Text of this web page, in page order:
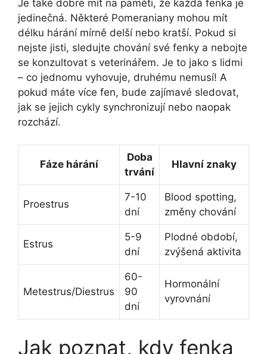
Je také dobré mít na paměti, že každá fenka je
jedinečná. Některé Pomeraniany mohou mít
délku hárání mírně delší nebo kratší. Pokud si
nejste jisti, sledujte chování své fenky a nebojte
se konzultovat s veterinářem. Je to jako s lidmi
– co jednomu vyhovuje, druhému nemusí! A
pokud máte více fen, bude zajímavé sledovat,
jak se jejich cykly synchronizují nebo naopak
rozchází.
Fáze hárání
Doba
trvání
Hlavní znaky
Proestrus
7-10
dní
Blood spotting,
změny chování
Estrus
5-9
dní
Plodné období,
zvýšená aktivita
Metestrus/Diestrus
60-
90
dní
Hormonální
vyrovnání
Jak poznat, kdy fenka